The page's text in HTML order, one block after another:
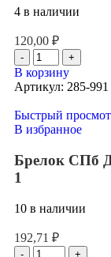
4 в наличии
120,00 ₽
В корзину
Артикул: 285-991
Быстрый
В избранное
Брелок СПб
1
10 в наличии
192,71 ₽